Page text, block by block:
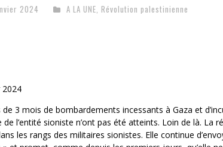
2024 A LA UNE, Révolution palestinienne
2024
3 mois de bombardements incessants à Gaza et
l’entité sioniste n’ont pas été atteints. Loin de là. La
les rangs des militaires sionistes. Elle continue